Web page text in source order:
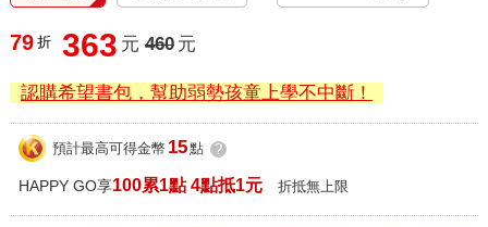
79 折 363 元 460 元
認購希望書包，幫助弱勢孩童上學不中斷！
預計最高可得金幣 15點 ?
HAPPY GO享100累1點 4點抵1元 折抵無上限